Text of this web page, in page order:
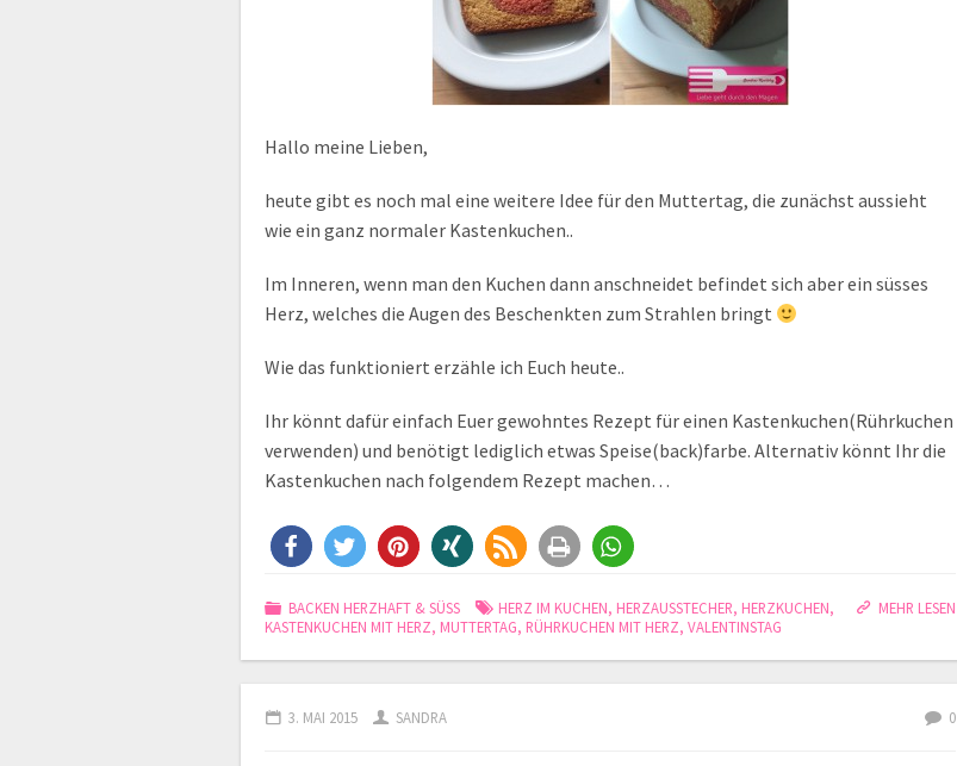
Hallo meine Lieben,
heute gibt es noch mal eine weitere Idee für den Muttertag, die zunächst aussieht
wie ein ganz normaler Kastenkuchen..
Im Inneren, wenn man den Kuchen dann anschneidet befindet sich aber ein süsses
Herz, welches die Augen des Beschenkten zum Strahlen bringt
Wie das funktioniert erzähle ich Euch heute..
Ihr könnt dafür einfach Euer gewohntes Rezept für einen Kastenkuchen(Rührkuchen
verwenden) und benötigt lediglich etwas Speise(back)farbe. Alternativ könnt Ihr die
Kastenkuchen nach folgendem Rezept machen…
MEHR LESEN
BACKEN HERZHAFT & SÜSS HERZ IM KUCHEN, HERZAUSSTECHER, HERZKUCHEN,
KASTENKUCHEN MIT HERZ, MUTTERTAG, RÜHRKUCHEN MIT HERZ, VALENTINSTAG
3. MAI 2015 SANDRA 0